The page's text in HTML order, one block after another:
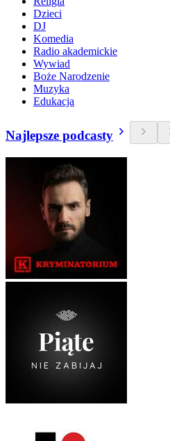
Dzieci
DJ
Komedia
Radio akademickie
Wywiad
Boże Narodzenie
Muzyka
Edukacja
Najlepsze podcasty